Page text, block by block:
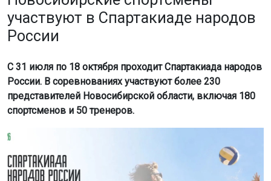
участвуют в Спартакиаде народов
России
С 31 июля по 18 октября проходит Спартакиада народов
России. В соревнованиях участвуют более 230
представителей Новосибирской области, включая 180
спортсменов и 50 тренеров.